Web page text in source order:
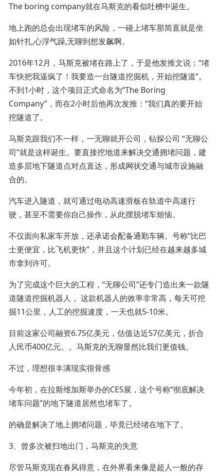
The boring company就在马斯克的看似吐槽中诞生。
地上跑的总会出现堵车的风险，一碰上堵车那简直就是坐
如针扎,心浮气躁,无聊到想发飙啊。
2016年12月，马斯克被堵在路上了，于是他发推文说：“堵
车快把我逼疯了！我要造一台隧道挖掘机，开始挖隧道”。
不到1小时，这个项目正式命名为“The Boring
Company”，而在2小时后他再次发推：“我们真的要开始
挖隧道了。
马斯克跟我们不一样，一无聊就开公司，钻探公司 “无聊公
司”就是这样诞生。要直接挖地道来解决交通拥堵问题，建
造多层地下隧道点对点直达，形成网状交通与城市设施融
合的。
汽车进入隧道，就可通过电动高速滑板在轨道中高速行
驶，甚至不需要你自己操作，从此摆脱堵车烦恼。
不仅面向私家车开放，还承诺会配备通勤车辆。号称“比巴
士更便宜，比飞机更快”，并且这个计划已经在越来越多城
市拿到许可。
为了完成这个巨大的工程，“无聊公司”还专门造出来一款隧
道隧道挖掘机器人， 这款机器人的效率非常高，每天可挖
掘11公里，人工的挖掘速度，一天也就5-10米。
目前这家公司融资6.75亿美元，估值达近57亿美元，折合
人民币400亿元。。马斯克的无聊显然比我们更值钱。
不过，理想很丰满现实很骨感
今年初，在拉斯维加斯举办的CES展，这个号称“彻底解决
堵车问题”的地下隧道居然也堵车了。
的确是解决了地上拥堵问题，毕竟已经堵在地下了。
3、曾多次被扫地出门，马斯克的失意
尽管马斯克现在春风得意，在外界看来像是超人一般的存